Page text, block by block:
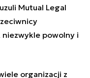
Mutual Legal
powolny i
organizacji z